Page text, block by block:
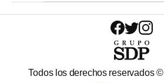
Todos los derechos reservados ©